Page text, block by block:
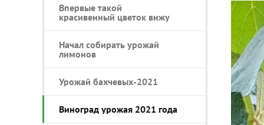
Впервые такой
красивенный цветок вижу
Начал собирать урожай
лимонов
Урожай бахчевых-2021
Виноград урожая 2021 года